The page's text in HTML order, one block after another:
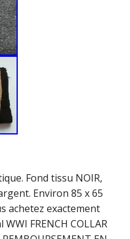
Fond tissu NOIR,
Environ 85 x 65
achetez exactement
FRENCH COLLAR